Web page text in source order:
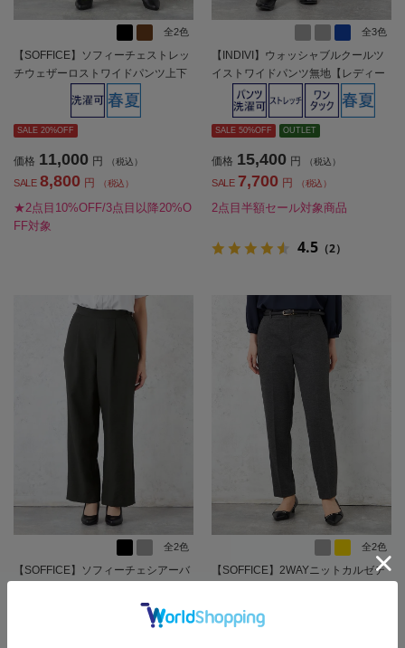
全2色
【SOFFICE】ソフィーチェストレッ
チウェザーロストワイドパンツ上下
ウォッシャブル春夏【レディース】
SALE 20%OFF
価格 11,000 円 （税込）
SALE 8,800 円 （税込）
★2点目10%OFF/3点目以降20%O
FF対象
全3色
【INDIVI】ウォッシャブルクールツ
イストワイドパンツ無地【レディー
SALE 50%OFF OUTLET
価格 15,400 円 （税込）
SALE 7,700 円 （税込）
2点目半額セール対象商品
4.5 （2）
全2色
【SOFFICE】ソフィーチェシアーバ
イドパンツ上下ウォッシャブル軽量
全2色
【SOFFICE】2WAYニットカルゼテ